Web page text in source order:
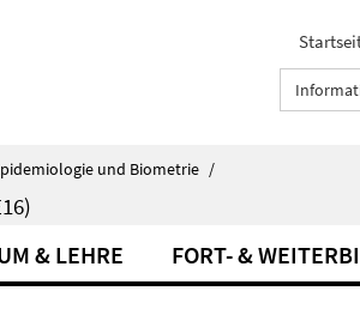
und Biometrie /
& LEHRE FORT- &